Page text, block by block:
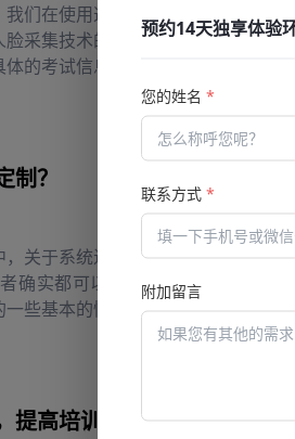
们在使用这种考试系
采集技术的优势。在
的考试信息，可以看
基础培训情况都了如指
制？
关于系统进行定制开
确实都可以更好地丰
些基本的情况也是需
网上考试系统可方便公司管理，提高培训考核质量
预约14天独享体验
您的姓名 *
联系方式 *
附加留言